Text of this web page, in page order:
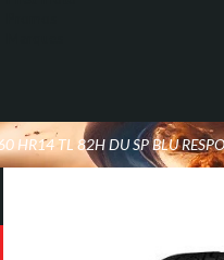
HR14 TL 82H DU SP BLU